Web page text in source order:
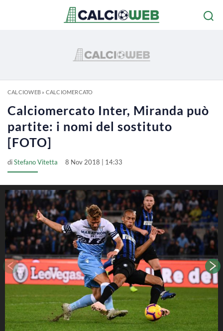
CALCIOWEB» CALCIOMERCATO
Calciomercato Inter, Miranda può
partite: i nomi del sostituto
[FOTO]
diStefano Vitetta 8 Nov 2018 | 14:33